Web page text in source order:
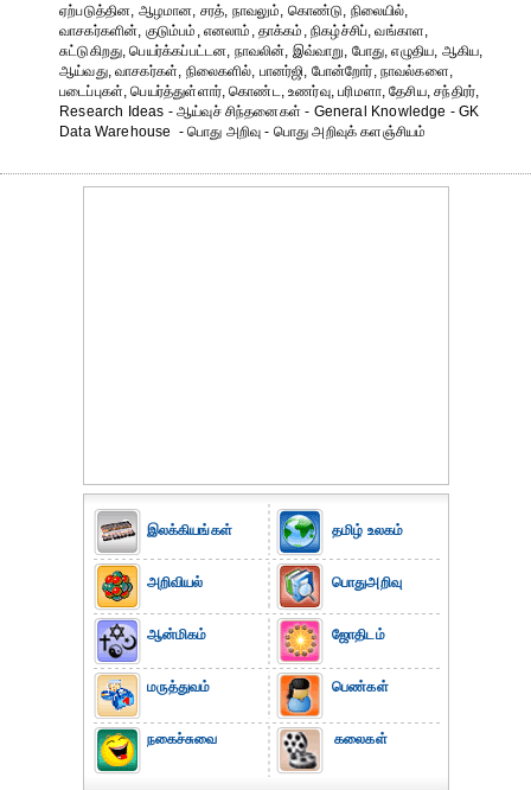
ஏற்படுத்தின, ஆழமான, சரத், நாவலும், கொண்டு, நிலையில்,
வாசகர்களின், குடும்பம், எனலாம், தாக்கம், நிகழ்ச்சிப், வங்காள,
சுட்டுகிறது, பெயர்க்கப்பட்டன, நாவலின், இவ்வாறு, போது, எழுதிய, ஆகிய,
ஆய்வது, வாசகர்கள், நிலைகளில், பானர்ஜி, போன்றோர், நாவல்களை,
படைப்புகள், பெயர்த்துள்ளார், கொண்ட, உணர்வு, பரிமளா, தேசிய, சந்திரர்,
Research Ideas - ஆய்வுச் சிந்தனைகள் - General Knowledge - GK
Data Warehouse - பொது அறிவு - பொது அறிவுக் களஞ்சியம்
இலக்கியங்கள்
அறிவியல்
ஆன்மிகம்
மருத்துவம்
நகைச்சுவை
தமிழ் உலகம்
பொதுஅறிவு
ஜோதிடம்
பெண்கள்
கலைகள்